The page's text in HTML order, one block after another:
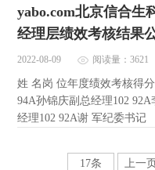
yabo.com北京信合生
经理层绩效考核结果
2022-08-09 阅读量：3621
姓 名岗 位年度绩效考核得
94A孙锦庆副总经理102
经理102 92A谢 军纪委书记
17条 上一页